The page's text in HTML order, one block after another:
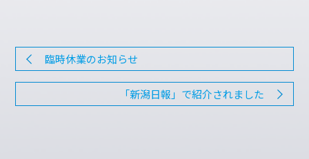
臨時休業のお知らせ
「新潟日報」で紹介されました